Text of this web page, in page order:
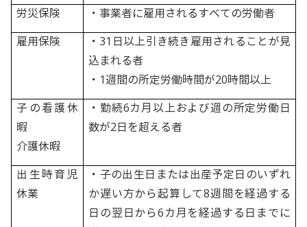
労災保険 ・事業者に雇用されるすべての労働者
雇用保険
・31日以上引き続き雇用されることが見
込まれる者
・1週間の所定労働時間が20時間以上
子の看護休
暇
介護休暇
・勤続6カ月以上および週の所定労働日
数が2日を超える者
出生時育児
休業
・子の出生日または出産予定日のいずれ
か遅い方から起算して8週間を経過する
日の翌日から6カ月を経過する日までに